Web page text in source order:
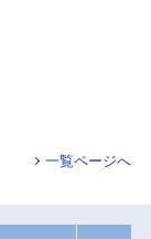
一覧ページへ